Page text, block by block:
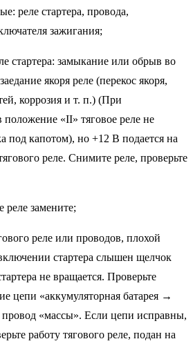
реле стартера, провода,
зажигания;
стартера: замыкание или обрыв во
якоря реле (перекос якоря,
коррозия и т. п.) (При
«II» тяговое реле не
под капотом), но +12 В подается на
реле. Снимите реле, проверьте
замените;
реле или проводов, плохой
стартера слышен щелчок
не вращается. Проверьте
цепи «аккумуляторная батарея →
провод «массы». Если цепи исправны,
работу тягового реле, подан на